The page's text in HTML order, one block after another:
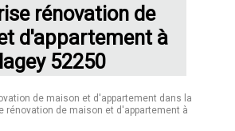
rénovation de
d'appartement à
52250
de maison et d'appartement dans la
rénovation de maison et d'appartement à